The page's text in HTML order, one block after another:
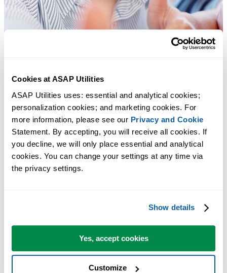
Cookies at ASAP Utilities
ASAP Utilities uses: essential and analytical cookies;
personalization cookies; and marketing cookies. For
more information, please see our Privacy and Cookie
Statement. By accepting, you will receive all cookies. If
you decline, we will only place essential and analytical
cookies. You can change your settings at any time via
the privacy settings.
Show details
Yes, accept cookies
Customize
Economize tempo no Excel. Simples assim.
O ASAP Utilities ajuda você a economizar tempo e fazer coisas que o
Excel por si só não consegue fazer.